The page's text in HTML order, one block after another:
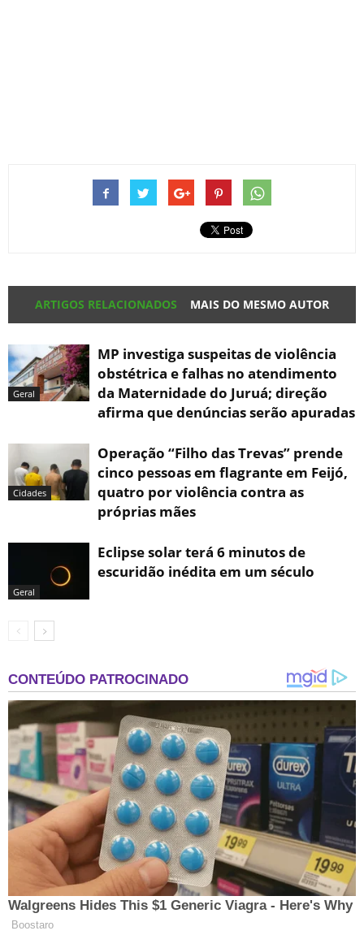
ARTIGOS RELACIONADOS MAIS DO MESMO AUTOR
Geral
MP investiga suspeitas de violência
obstétrica e falhas no atendimento
da Maternidade do Juruá; direção
afirma que denúncias serão apuradas
Cidades
Operação “Filho das Trevas” prende
cinco pessoas em flagrante em Feijó,
quatro por violência contra as
próprias mães
Geral
Eclipse solar terá 6 minutos de
escuridão inédita em um século